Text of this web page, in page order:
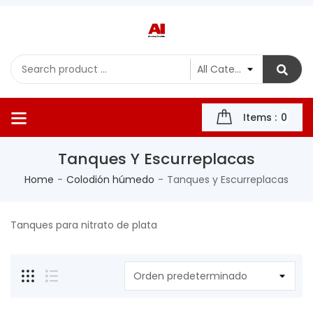
Items : 0
Tanques Y Escurreplacas
Home Colodión húmedo Tanques y Escurreplacas
Tanques para nitrato de plata